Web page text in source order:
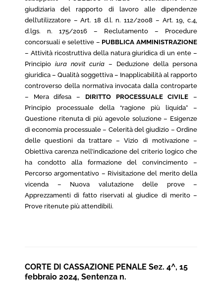
giudiziaria del rapporto di lavoro alle dipendenze
dell’utilizzatore – Art. 18 d.l. n. 112/2008 – Art. 19, c.4,
d.lgs. n. 175/2016 – Reclutamento – Procedure
concorsuali e selettive – PUBBLICA AMMINISTRAZIONE
– Attività ricostruttiva della natura giuridica di un ente –
Principio iura novit curia – Deduzione della persona
giuridica – Qualità soggettiva – Inapplicabilità al rapporto
controverso della normativa invocata dalla controparte
– Mera difesa – DIRITTO PROCESSUALE CIVILE –
Principio processuale della “ragione più liquida” –
Questione ritenuta di più agevole soluzione – Esigenze
di economia processuale – Celerità del giudizio – Ordine
delle questioni da trattare – Vizio di motivazione –
Obiettiva carenza nell’indicazione del criterio logico che
ha condotto alla formazione del convincimento –
Percorso argomentativo – Rivisitazione del merito della
vicenda – Nuova valutazione delle prove –
Apprezzamenti di fatto riservati al giudice di merito –
Prove ritenute più attendibili.
CORTE DI CASSAZIONE PENALE Sez. 4^, 15
febbraio 2024, Sentenza n.